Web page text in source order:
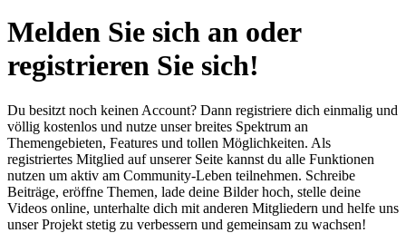
Melden Sie sich an oder
registrieren Sie sich!
Du besitzt noch keinen Account? Dann registriere dich einmalig und
völlig kostenlos und nutze unser breites Spektrum an
Themengebieten, Features und tollen Möglichkeiten. Als
registriertes Mitglied auf unserer Seite kannst du alle Funktionen
nutzen um aktiv am Community-Leben teilnehmen. Schreibe
Beiträge, eröffne Themen, lade deine Bilder hoch, stelle deine
Videos online, unterhalte dich mit anderen Mitgliedern und helfe uns
unser Projekt stetig zu verbessern und gemeinsam zu wachsen!